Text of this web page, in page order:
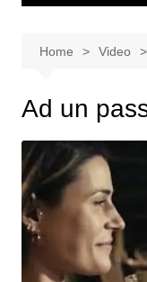
Home Video
Ad un